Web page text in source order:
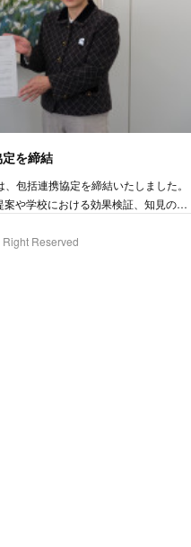
を締結
包括連携協定を締結いたしました。
案や学校における効果検証、知見の…
Reserved